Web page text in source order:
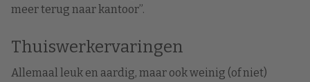
meer terug naar kantoor”.
Thuiswerkervaringen
Allemaal leuk en aardig, maar ook weinig (of niet)